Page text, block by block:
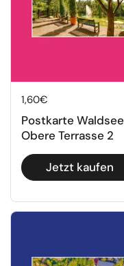
Regulärer Preis
1,60€
Postkarte Waldsee
Obere Terrasse 2
Jetzt kaufen